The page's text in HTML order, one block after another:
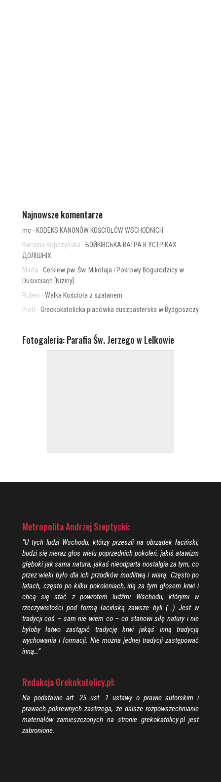
Najnowsze komentarze
mc- KODEKS KANONÓW KOŚCIOŁÓW WSCHODNICH
Karolina Kopczyńska - БОЙКІВСЬКА ВАТРА В УСТРІКАХ
ДОЛІШНІХ
Marta -Cerkiew pw. Św. Mikołaja i Pokrowy Bogurodzicy w
Dusivciach [Niziny]
Ruben -Walka Kościoła z szatanem
Piotr-Greckokatolicka placówka duszpasterska w Bydgoszczy
Fotogaleria: Parafia Św. Jerzego w Lelkowie
Metropolita Andrzej Szeptycki:
“U tych ludzi Wschodu, którzy przeszli na obrządek łaciński,
budzi się nieraz głos wielu poprzednich pokoleń, jakiś atawizm
głęboki jak sama natura, jakaś nieodparta nostalgia za tym, co
przez wieki było dla ich przodków modlitwą i wiarą. Często po
latach, często po kilku pokoleniach, idą za tym głosem krwi i
chcą się stać z powrotem ludźmi Wschodu, którymi w
rzeczywistości pod formą łacińską zawsze byli (…) Jest w
tradycji coś – sam nie wiem co – co stanowi siłę natury i nie
byłoby łatwo zastąpić tradycję krwi jakąś inną tradycją
wychowania i formacji. Nie można jednej tradycji zastępować
inną…”
Redakcja Grekokatolicy.pl:
Na podstawie art. 25 ust. 1 ustawy o prawie autorskim i
prawach pokrewnych zastrzega, że dalsze rozpowszechnianie
materiałów zamieszczonych na stronie grekokatolicy.pl jest
zabronione.